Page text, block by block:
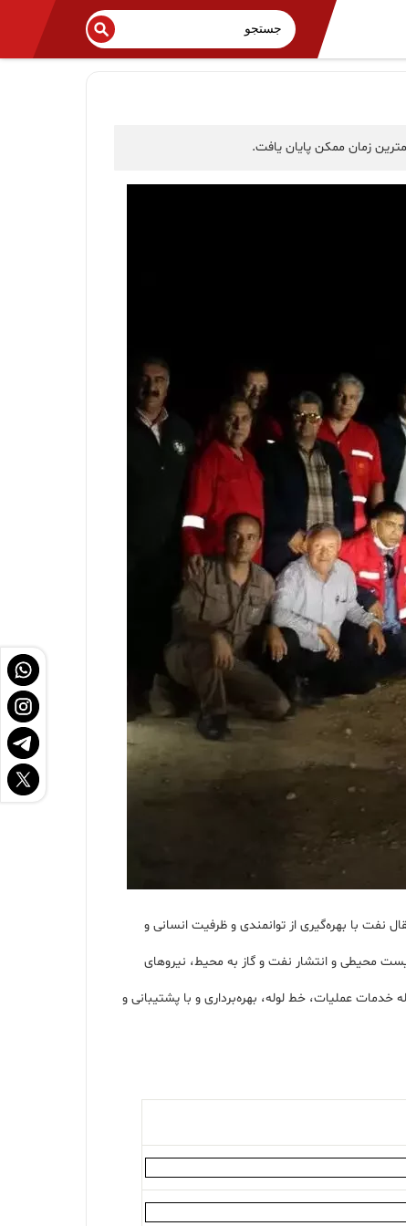
اطلاع رسانی شرکت ملی نفت ایران، علی‌اکبر حافظی‌نیا اظهار کرد: عملیات سخت و حساس رفع نشتی از خط لوله ۲۶ اینچ انتقال نفت با بهره‌گیری از توانمندی و ظرفیت انسانی و
محیطی و انتشار نفت و گاز به محیط، نیروهای
عملیات، خط لوله، بهره‌برداری و با پشتیبانی و